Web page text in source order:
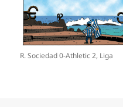
R. Sociedad 0-Athletic 2, Liga